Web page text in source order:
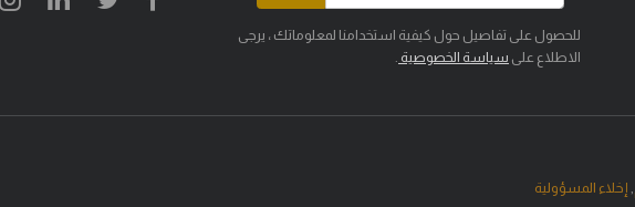
للحصول على تفاصيل حول كيفية استخدامنا لمعلوماتك ، يرجى
الاطلاع على سياسة الخصوصية
إخلاء المسؤولية